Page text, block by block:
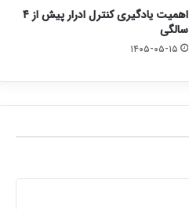
اهمیت یادگیری کنترل ادرار پیش از ۴
سالگی
۱۴۰۵-۰۵-۱۵